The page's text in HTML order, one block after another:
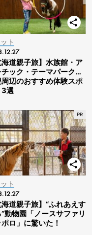
ト
海道親子旅】水族館・ア
チック・テーマパーク…
辺のおすすめ体験スポ
3選
ト
海道親子旅】“ふれあえす
”動物園「ノースサファリ
ロ」に驚いた！